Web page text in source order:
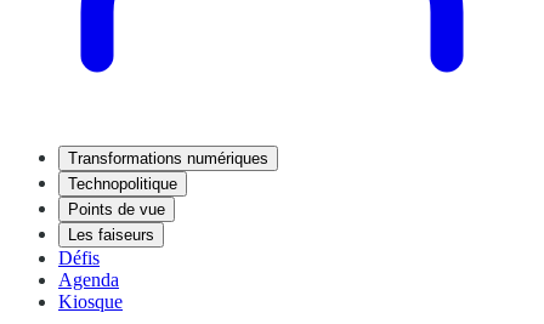
Transformations numériques
Technopolitique
Points de vue
Les faiseurs
Défis
Agenda
Kiosque